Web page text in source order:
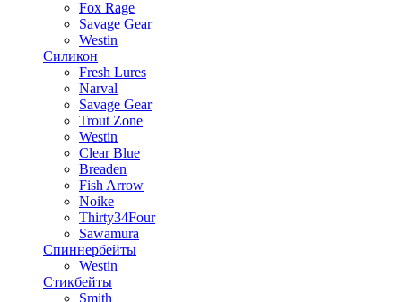
Fox Rage
Savage Gear
Westin
Силикон
Fresh Lures
Narval
Savage Gear
Trout Zone
Westin
Clear Blue
Breaden
Fish Arrow
Noike
Thirty34Four
Sawamura
Спиннербейты
Westin
Стикбейты
Smith